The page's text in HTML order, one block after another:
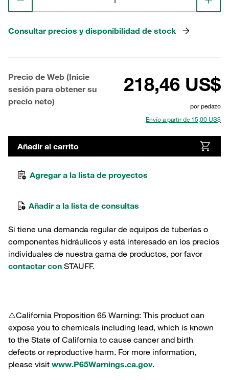
Consultar precios y disponibilidad de stock
Precio de Web (Inicie
sesión para obtener su
precio neto)
218,46 US$
por pedazo
Envío a partir de 15,00 US$
Añadir al carrito
Agregar a la lista de proyectos
Añadir a la lista de consultas
Si tiene una demanda regular de equipos de tuberías o
componentes hidráulicos y está interesado en los precios
individuales de nuestra gama de productos, por favor
contactar con STAUFF.
⚠️California Proposition 65 Warning: This product can
expose you to chemicals including lead, which is known
to the State of California to cause cancer and birth
defects or reproductive harm. For more information,
please visit www.P65Warnings.ca.gov.